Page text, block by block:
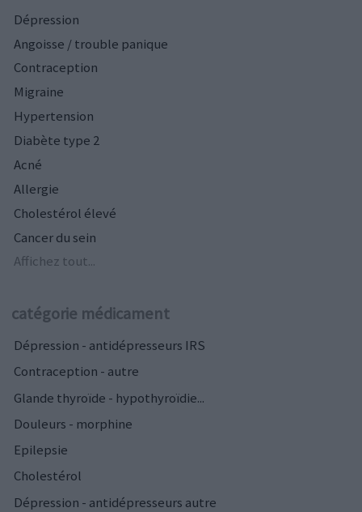
Dépression
Angoisse / trouble panique
Contraception
Migraine
Hypertension
Diabète type 2
Acné
Allergie
Cholestérol élevé
Cancer du sein
Affichez tout...
catégorie médicament
Dépression - antidépresseurs IRS
Contraception - autre
Glande thyroïde - hypothyroïdie...
Douleurs - morphine
Epilepsie
Cholestérol
Dépression - antidépresseurs autre